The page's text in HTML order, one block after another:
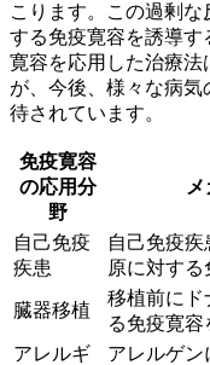
こります。この過剰
する免疫寛容を誘導
寛容を応用した治療
が、 今後、様々な病気
待されています。
免疫寛容
の応用分
野
自己免疫
疾患
自己免疫
原に対す
臓器移植
移植前にド
る免疫寛容
アレルギ
アレルゲン